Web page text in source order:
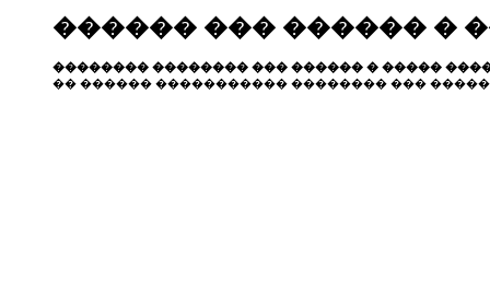
������ ��� ������ �
�������� �������� ��� ������ � �����
�� ������ ����������� �������� ���